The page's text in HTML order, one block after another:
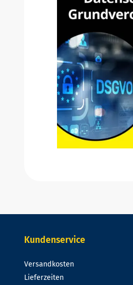
Kundenservice
Versandkosten
Lieferzeiten